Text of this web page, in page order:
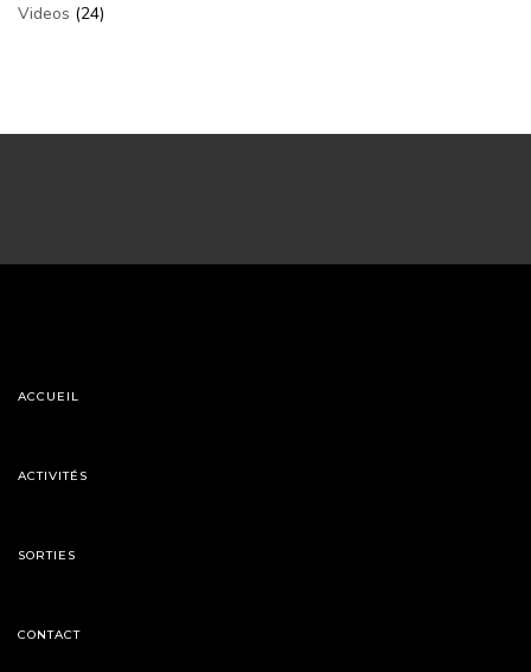
Videos (24)
ACCUEIL
ACTIVITÉS
SORTIES
CONTACT